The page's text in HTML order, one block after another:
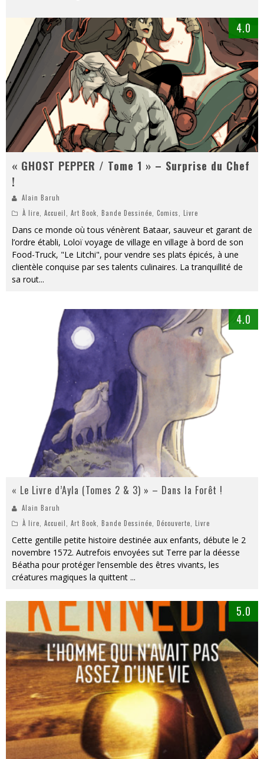
4.0
« GHOST PEPPER / Tome 1 » – Surprise du Chef
!
Alain Baruh
À lire Accueil Art Book Bande Dessinée Comics Livre
Dans ce monde où tous vénèrent Bataar, sauveur et garant de
l’ordre établi, Loloï voyage de village en village à bord de son
Food-Truck, "Le Litchi", pour vendre ses plats épicés, à une
clientèle conquise par ses talents culinaires. La tranquillité de
sa rout...
4.0
« Le Livre d’Ayla (Tomes 2 & 3) » – Dans la Forêt !
Alain Baruh
À lire, Accueil, Art Book, Bande Dessinée, Découverte, Livre
Cette gentille petite histoire destinée aux enfants, débute le 2
novembre 1572. Autrefois envoyées sut Terre par la déesse
Béatha pour protéger l’ensemble des êtres vivants, les
créatures magiques la quittent ...
5.0